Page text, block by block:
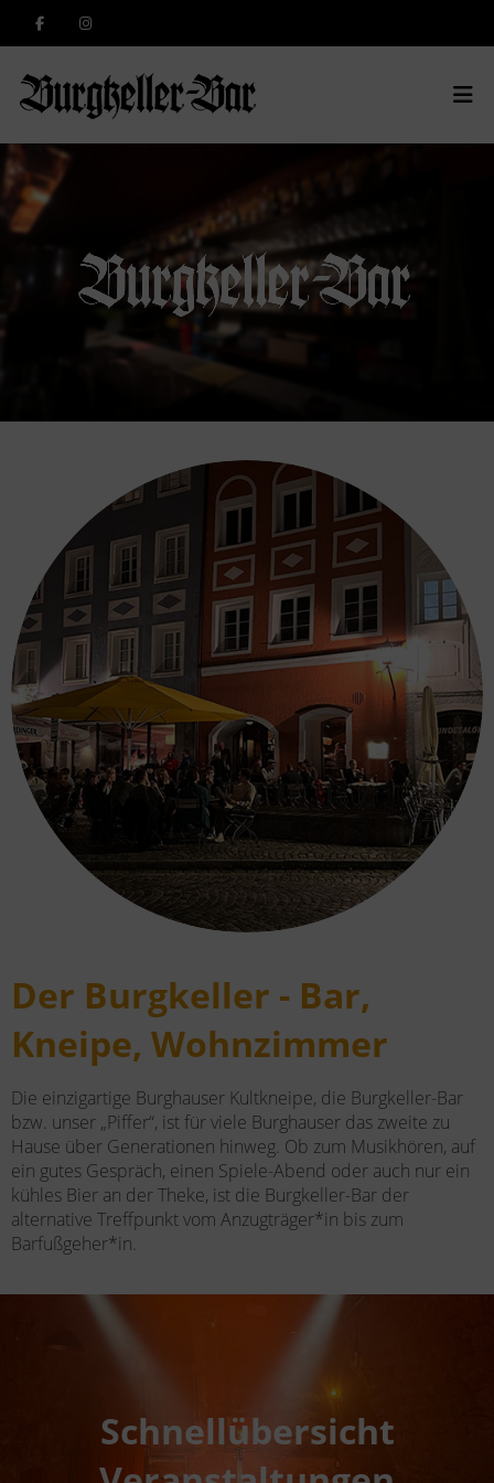
Der Burgkeller - Bar,
Kneipe, Wohnzimmer
Die einzigartige Burghauser Kultkneipe, die Burgkeller-Bar
bzw. unser „Piffer“, ist für viele Burghauser das zweite zu
Hause über Generationen hinweg. Ob zum Musikhören, auf
ein gutes Gespräch, einen Spiele-Abend oder auch nur ein
kühles Bier an der Theke, ist die Burgkeller-Bar der
alternative Treffpunkt vom Anzugträger*in bis zum
Barfußgeher*in.
Schnellübersicht